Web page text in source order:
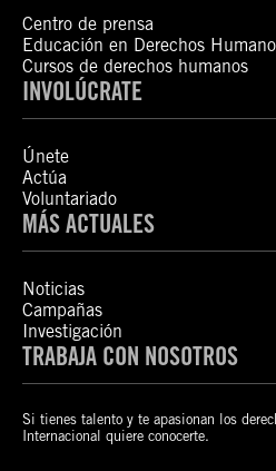
Centro de prensa
Educación en Derechos
Cursos de derechos humanos
INVOLÚCRATE
Únete
Actúa
Voluntariado
MÁS ACTUALES
Noticias
Campañas
Investigación
TRABAJA CON NOSOTROS
Si tienes talento y te apasionan los
Internacional quiere conocerte.